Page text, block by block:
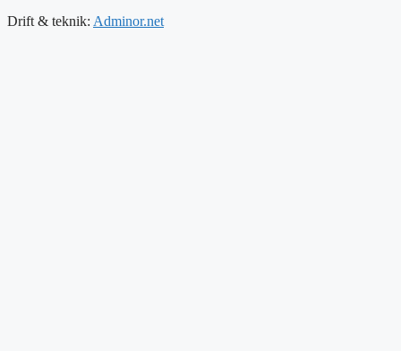
Drift & teknik: Adminor.net